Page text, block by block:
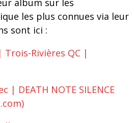
album sur les
les plus connues via leur
sont ici :
Rivières QC |
| DEATH NOTE SILENCE